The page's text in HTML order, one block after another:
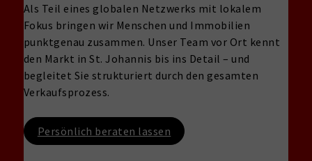
Als Teil eines globalen Netzwerks mit lokalem
Fokus bringen wir Menschen und Immobilien
punktgenau zusammen. Unser Team vor Ort kennt
den Markt in St. Johannis bis ins Detail – und
begleitet Sie strukturiert durch den gesamten
Verkaufsprozess.
Persönlich beraten lassen